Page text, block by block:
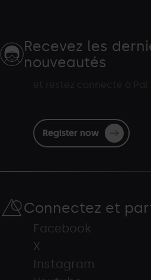
Recevez les
nouveautés
Register now
Connectez et
Facebook
X
Instagram